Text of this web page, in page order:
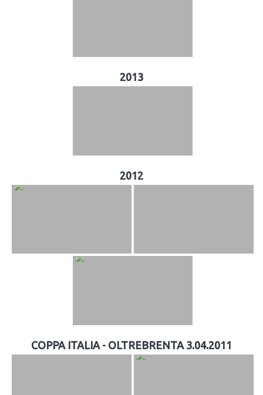
2013
2012
COPPA ITALIA - OLTREBRENTA 3.04.2011